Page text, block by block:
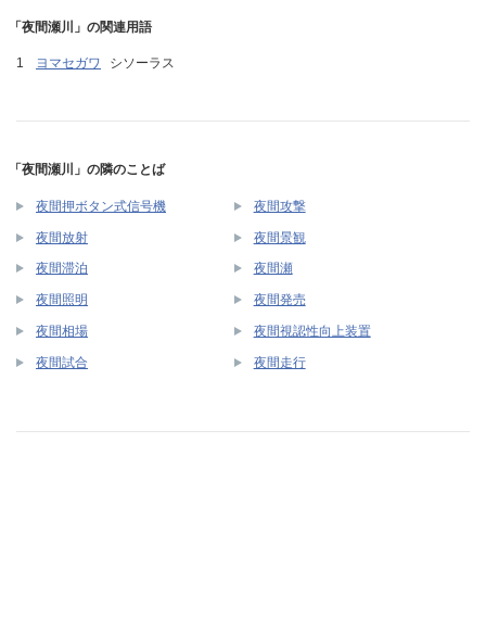
「夜間瀬川」の関連用語
ヨマセガワ シソーラス
「夜間瀬川」の隣のことば
夜間押ボタン式信号機 夜間攻撃
夜間放射 夜間景観
夜間滞泊 夜間瀬
夜間照明 夜間発売
夜間相場 夜間視認性向上装置
夜間試合 夜間走行